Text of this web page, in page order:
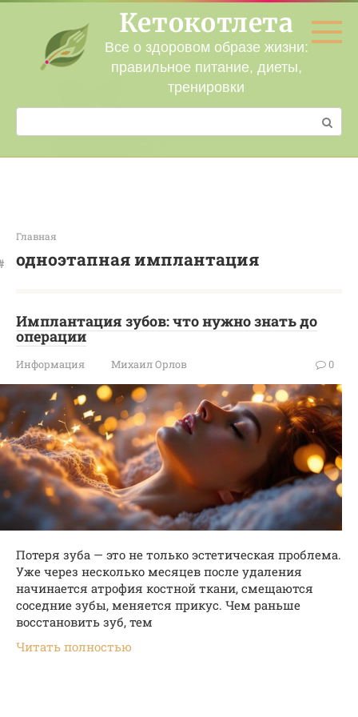
Перейти
контенту
Кетокотлета
Все о здоровом образе жизни:
правильное питание, диеты,
тренировки
Поиск:
Главная
одноэтапная имплантация
Имплантация зубов: что нужно знать до
операции
Информация Михаил Орлов 0
Потеря зуба — это не только эстетическая проблема.
Уже через несколько месяцев после удаления
начинается атрофия костной ткани, смещаются
соседние зубы, меняется прикус. Чем раньше
восстановить зуб, тем
Читать полностью